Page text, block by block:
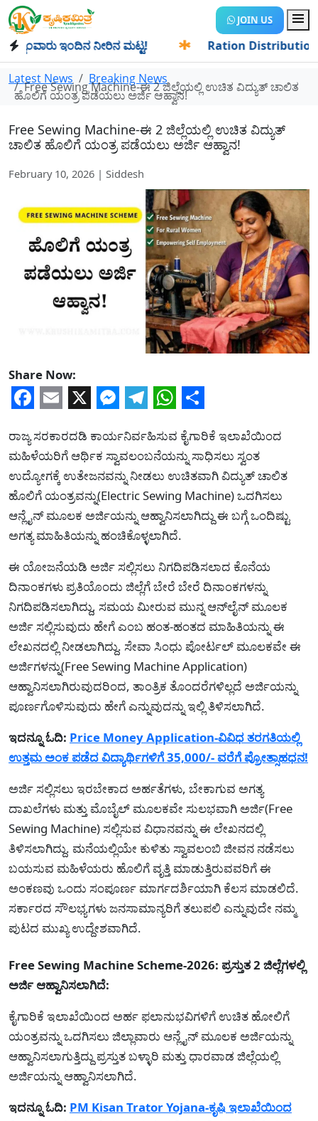
JOIN US
ಇಂದಿನ ನೀರಿನ ಮಟ್ಟ! Ration Distribution-
Latest News Breaking News
Free Sewing Machine-ಈ 2 ಜಿಲ್ಲೆಯಲ್ಲಿ ಉಚಿತ ವಿದ್ಯುತ್‌ ಚಾಲಿತ
ಹೊಲಿಗೆ ಯಂತ್ರ ಪಡೆಯಲು ಅರ್ಜಿ ಆಹ್ವಾನ!
Free Sewing Machine-ಈ 2 ಜಿಲ್ಲೆಯಲ್ಲಿ ಉಚಿತ ವಿದ್ಯುತ್‌
ಚಾಲಿತ ಹೊಲಿಗೆ ಯಂತ್ರ ಪಡೆಯಲು ಅರ್ಜಿ ಆಹ್ವಾನ!
February 10, 2026 | Siddesh
Share Now:
Facebook
Email
X Messenger
Telegram
WhatsApp
Share
ರಾಜ್ಯ ಸರಕಾರದಡಿ ಕಾರ್ಯನಿರ್ವಹಿಸುವ ಕೈಗಾರಿಕೆ ಇಲಾಖೆಯಿಂದ
ಮಹಿಳೆಯರಿಗೆ ಆರ್ಥಿಕ ಸ್ವಾವಲಂಬನೆಯನ್ನು ಸಾಧಿಸಲು ಸ್ವಂತ
ಉದ್ಯೋಗಕ್ಕೆ ಉತೇಜನವನ್ನು ನೀಡಲು ಉಚಿತವಾಗಿ ವಿದ್ಯುತ್‌ ಚಾಲಿತ
ಹೊಲಿಗೆ ಯಂತ್ರವನ್ನು(Electric Sewing Machine) ಒದಗಿಸಲು
ಆನ್ಲೈನ್ ಮೂಲಕ ಅರ್ಜಿಯನ್ನು ಆಹ್ವಾನಿಸಲಾಗಿದ್ದು ಈ ಬಗ್ಗೆ ಒಂದಿಷ್ಟು
ಅಗತ್ಯ ಮಾಹಿತಿಯನ್ನು ಹಂಚಿಕೊಳ್ಳಲಾಗಿದೆ.
ಈ ಯೋಜನೆಯಡಿ ಅರ್ಜಿ ಸಲ್ಲಿಸಲು ನಿಗದಿಪಡಿಸಲಾದ ಕೊನೆಯ
ದಿನಾಂಕಗಳು ಪ್ರತಿಯೊಂದು ಜಿಲ್ಲೆಗೆ ಬೇರೆ ಬೇರೆ ದಿನಾಂಕಗಳನ್ನು
ನಿಗದಿಪಡಿಸಲಾಗಿದ್ದು, ಸಮಯ ಮೀರುವ ಮುನ್ನ ಆನ್‌ಲೈನ್ ಮೂಲಕ
ಅರ್ಜಿ ಸಲ್ಲಿಸುವುದು ಹೇಗೆ ಎಂಬ ಹಂತ-ಹಂತದ ಮಾಹಿತಿಯನ್ನು ಈ
ಲೇಖನದಲ್ಲಿ ನೀಡಲಾಗಿದ್ದು. ಸೇವಾ ಸಿಂಧು ಪೋರ್ಟಲ್ ಮೂಲಕವೇ ಈ
ಅರ್ಜಿಗಳನ್ನು(Free Sewing Machine Application)
ಆಹ್ವಾನಿಸಲಾಗಿರುವುದರಿಂದ, ತಾಂತ್ರಿಕ ತೊಂದರೆಗಳಿಲ್ಲದೆ ಅರ್ಜಿಯನ್ನು
ಪೂರ್ಣಗೊಳಿಸುವುದು ಹೇಗೆ ಎನ್ನುವುದನ್ನು ಇಲ್ಲಿ ತಿಳಿಸಲಾಗಿದೆ.
ಇದನ್ನೂ ಓದಿ: Price Money Application-ವಿವಿಧ ತರಗತಿಯಲ್ಲಿ
ಉತ್ತಮ ಅಂಕ ಪಡೆದ ವಿದ್ಯಾರ್ಥಿಗಳಿಗೆ 35,000/- ವರೆಗೆ ಪ್ರೋತ್ಸಾಹಧನ!
ಅರ್ಜಿ ಸಲ್ಲಿಸಲು ಇರಬೇಕಾದ ಅರ್ಹತೆಗಳು, ಬೇಕಾಗುವ ಅಗತ್ಯ
ದಾಖಲೆಗಳು ಮತ್ತು ಮೊಬೈಲ್ ಮೂಲಕವೇ ಸುಲಭವಾಗಿ ಅರ್ಜಿ(Free
Sewing Machine) ಸಲ್ಲಿಸುವ ವಿಧಾನವನ್ನು ಈ ಲೇಖನದಲ್ಲಿ
ತಿಳಿಸಲಾಗಿದ್ದು. ಮನೆಯಲ್ಲಿಯೇ ಕುಳಿತು ಸ್ವಾವಲಂಬಿ ಜೀವನ ನಡೆಸಲು
ಬಯಸುವ ಮಹಿಳೆಯರು ಹೊಲಿಗೆ ವೃತ್ತಿ ಮಾಡುತ್ತಿರುವವರಿಗೆ ಈ
ಅಂಕಣವು ಒಂದು ಸಂಪೂರ್ಣ ಮಾರ್ಗದರ್ಶಿಯಾಗಿ ಕೆಲಸ ಮಾಡಲಿದೆ.
ಸರ್ಕಾರದ ಸೌಲಭ್ಯಗಳು ಜನಸಾಮಾನ್ಯರಿಗೆ ತಲುಪಲಿ ಎನ್ನುವುದೇ ನಮ್ಮ
ಪುಟದ ಮುಖ್ಯ ಉದ್ದೇಶವಾಗಿದೆ.
Free Sewing Machine Scheme-2026: ಪ್ರಸ್ತುತ 2 ಜಿಲ್ಲೆಗಳಲ್ಲಿ
ಅರ್ಜಿ ಆಹ್ವಾನಿಸಲಾಗಿದೆ:
ಕೈಗಾರಿಕೆ ಇಲಾಖೆಯಿಂದ ಅರ್ಹ ಫಲಾನುಭವಿಗಳಿಗೆ ಉಚಿತ ಹೋಲಿಗೆ
ಯಂತ್ರವನ್ನು ಒದಗಿಸಲು ಜಿಲ್ಲಾವಾರು ಆನ್ಲೈನ್ ಮೂಲಕ ಅರ್ಜಿಯನ್ನು
ಆಹ್ವಾನಿಸಲಾಗುತ್ತಿದ್ದು ಪ್ರಸ್ತುತ ಬಳ್ಳಾರಿ ಮತ್ತು ಧಾರವಾಡ ಜಿಲ್ಲೆಯಲ್ಲಿ
ಅರ್ಜಿಯನ್ನು ಆಹ್ವಾನಿಸಲಾಗಿದೆ.
ಇದನ್ನೂ ಓದಿ: PM Kisan Trator Yojana-ಕೃಷಿ ಇಲಾಖೆಯಿಂದ